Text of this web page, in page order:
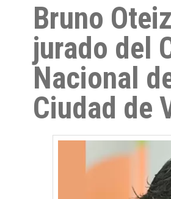
Bruno
jurado del
Nacional
Ciudad de